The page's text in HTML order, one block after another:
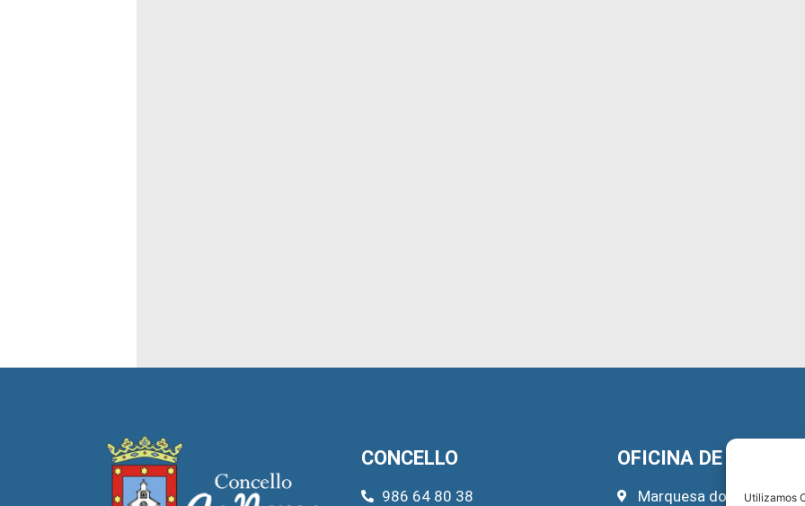
Utilizamos
CONCELLO
986 64 80 38
OFICINA DE
Marquesa do Pazo, 22